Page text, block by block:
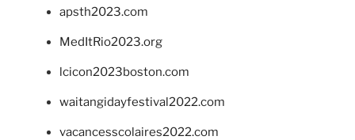
apsth2023.com
MedItRio2023.org
lcicon2023boston.com
waitangidayfestival2022.com
vacancesscolaires2022.com